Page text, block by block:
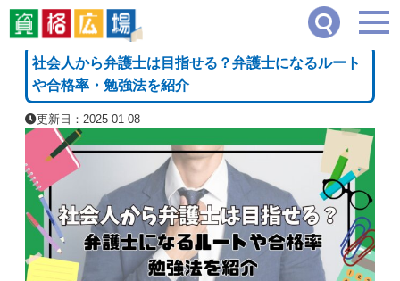
資格広場≫ 司法・法律系≫ 社会人から弁護士は目指せる？弁護士になるルートや合
[PR]
社会人から弁護士は目指せる？弁護士になるルート
や合格率・勉強法を紹介
更新日：2025-01-08